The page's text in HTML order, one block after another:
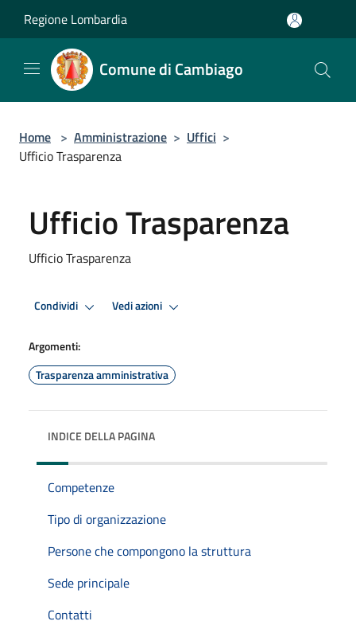
Regione Lombardia
Comune di Cambiago
Home > Amministrazione > Uffici >
Ufficio Trasparenza
Ufficio Trasparenza
Ufficio Trasparenza
Condividi Vedi azioni
Argomenti:
Trasparenza amministrativa
INDICE DELLA PAGINA
Competenze
Tipo di organizzazione
Persone che compongono la struttura
Sede principale
Contatti